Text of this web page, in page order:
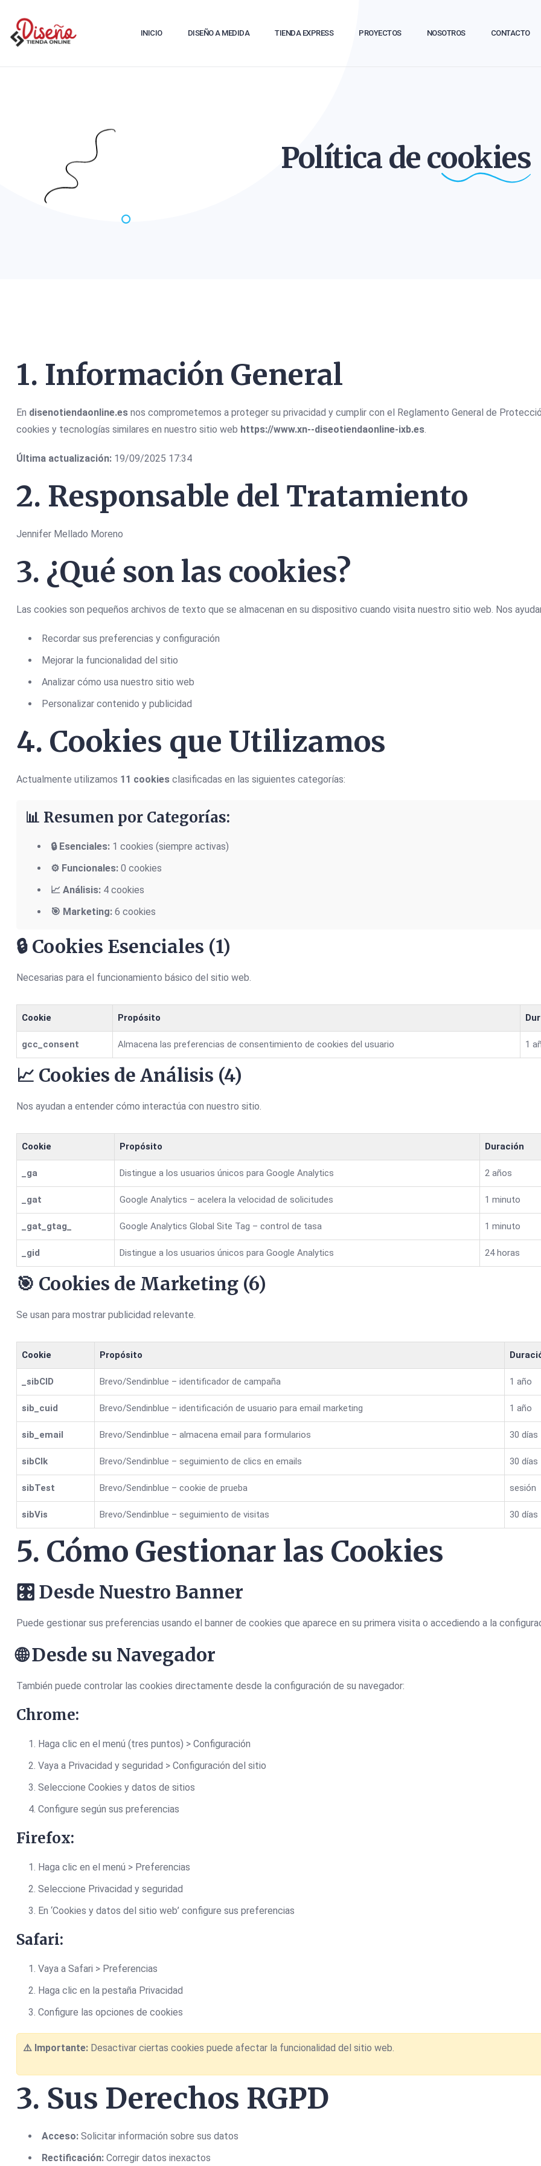
INICIO DISEÑO A MEDIDA TIENDA EXPRESS PROYECTOS NOSOTROS CONTACTO
Política de cookies
1. Información General
En disenotiendaonline.es nos comprometemos a proteger su privacidad y cumplir con el Reglamento General de
cookies y tecnologías similares en nuestro sitio web https://www.xn--diseotiendaonline-ixb.es.
Última actualización: 19/09/2025 17:34
2. Responsable del Tratamiento
Jennifer Mellado Moreno
3. ¿Qué son las cookies?
Las cookies son pequeños archivos de texto que se almacenan en su dispositivo cuando visita nuestro sitio web. Nos
Recordar sus preferencias y configuración
Mejorar la funcionalidad del sitio
Analizar cómo usa nuestro sitio web
Personalizar contenido y publicidad
4. Cookies que Utilizamos
Actualmente utilizamos 11 cookies clasificadas en las siguientes categorías:
📊 Resumen por Categorías:
🔒 Esenciales: 1 cookies (siempre activas)
⚙️ Funcionales: 0 cookies
📈 Análisis: 4 cookies
🎯 Marketing: 6 cookies
🔒 Cookies Esenciales (1)
Necesarias para el funcionamiento básico del sitio web.
Cookie Propósito
gcc_consent Almacena las preferencias de consentimiento de cookies del usuario 1
📈 Cookies de Análisis (4)
Nos ayudan a entender cómo interactúa con nuestro sitio.
Cookie Propósito Duración
_ga Distingue a los usuarios únicos para Google Analytics 2 años
_gat Google Analytics – acelera la velocidad de solicitudes 1 minuto
_gat_gtag_ Google Analytics Global Site Tag – control de tasa 1 minuto
_gid Distingue a los usuarios únicos para Google Analytics 24 horas
🎯 Cookies de Marketing (6)
Se usan para mostrar publicidad relevante.
Cookie Propósito
_sibCID Brevo/Sendinblue – identificador de campaña 1 año
sib_cuid Brevo/Sendinblue – identificación de usuario para email marketing 1 año
sib_email Brevo/Sendinblue – almacena email para formularios 30 días
sibClk Brevo/Sendinblue – seguimiento de clics en emails 30 días
sibTest Brevo/Sendinblue – cookie de prueba sesión
sibVis Brevo/Sendinblue – seguimiento de visitas 30 días
5. Cómo Gestionar las Cookies
🎛️ Desde Nuestro Banner
Puede gestionar sus preferencias usando el banner de cookies que aparece en su primera visita o accediendo a la
🌐 Desde su Navegador
También puede controlar las cookies directamente desde la configuración de su navegador:
Chrome:
Haga clic en el menú (tres puntos) > Configuración
Vaya a Privacidad y seguridad > Configuración del sitio
Seleccione Cookies y datos de sitios
Configure según sus preferencias
Firefox:
Haga clic en el menú > Preferencias
Seleccione Privacidad y seguridad
En ‘Cookies y datos del sitio web’ configure sus preferencias
Safari:
Vaya a Safari > Preferencias
Haga clic en la pestaña Privacidad
Configure las opciones de cookies
⚠️ Importante: Desactivar ciertas cookies puede afectar la funcionalidad del sitio web.
3. Sus Derechos RGPD
Acceso: Solicitar información sobre sus datos
Rectificación: Corregir datos inexactos